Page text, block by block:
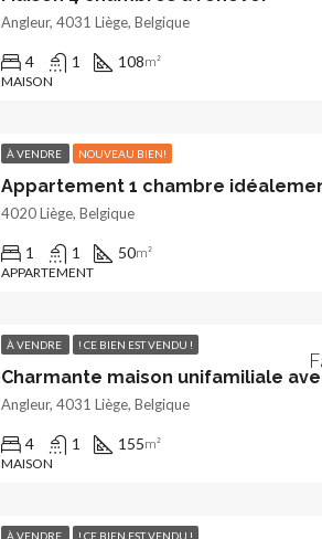
Angleur, 4031 Liège, Belgique
4 1 108m²
MAISON
À VENDRE NOUVEAU BIEN!
Appartement 1 chambre
4020 Liège, Belgique
1 1 50m²
APPARTEMENT
À VENDRE ! CE BIEN EST VENDU !
Angleur, 4031 Liège, Belgique
4 1 155m²
MAISON
À VENDRE ! CE BIEN EST VENDU !